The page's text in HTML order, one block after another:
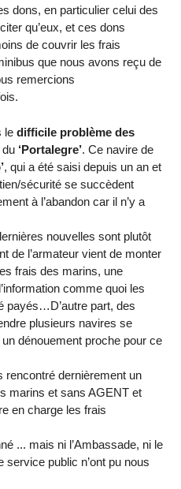
dons, en particulier celui des
qu’eux, et ces dons
de couvrir les frais
que nous avons reçu de
remercions
le difficile problème des
du ‘Portalegre’. Ce navire de
, qui a été saisi depuis un an et
sécurité se succèdent
à l’abandon car il n’y a
nouvelles sont plutôt
de l’armateur vient de monter
frais des marins, une
comme quoi les
payés…D’autre part, des
plusieurs navires se
dénouement proche pour ce
rencontré dernièrement un
marins et sans AGENT et
en charge les frais
... mais ni l’Ambassade, ni le
public n’ont pu nous